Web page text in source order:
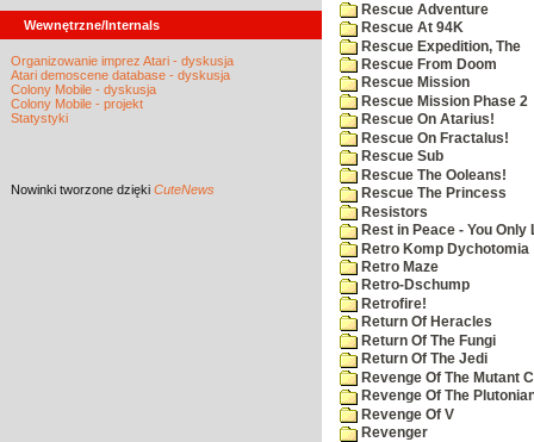
Wewnętrzne/Internals
Organizowanie imprez Atari - dyskusja
Atari demoscene database - dyskusja
Colony Mobile - dyskusja
Colony Mobile - projekt
Statystyki
Nowinki tworzone dzięki CuteNews
Rescue Adventure
Rescue At 94K
Rescue Expedition, The
Rescue From Doom
Rescue Mission
Rescue Mission Phase 2
Rescue On Atarius!
Rescue On Fractalus!
Rescue Sub
Rescue The Ooleans!
Rescue The Princess
Resistors
Rest in Peace - You Only
Retro Komp Dychotomia
Retro Maze
Retro-Dschump
Retrofire!
Return Of Heracles
Return Of The Fungi
Return Of The Jedi
Revenge Of The Mutant
Revenge Of The
Revenge Of V
Revenger